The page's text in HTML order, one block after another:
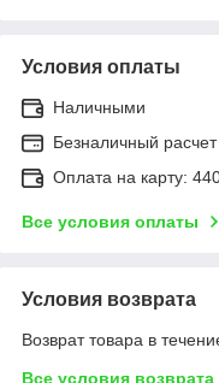
Условия оплаты
Наличными
Безналичный расчет
Оплата на карту:
Все условия оплаты
Условия возврата
Возврат товара в
Все условия возврата